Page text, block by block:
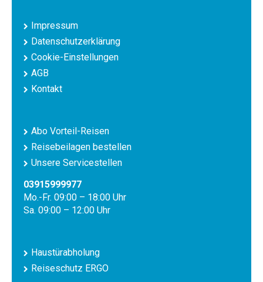
Impressum
Datenschutzerklärung
Cookie-Einstellungen
AGB
Kontakt
Abo Vorteil-Reisen
Reisebeilagen bestellen
Unsere Servicestellen
03915999977
Mo.-Fr. 09:00 – 18:00 Uhr
Sa. 09:00 – 12:00 Uhr
Haustürabholung
Reiseschutz ERGO